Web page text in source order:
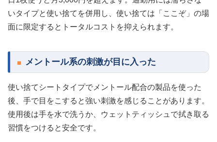
いタイプと使い捨てを併用し、使い捨ては「ここぞ」の場
面に限定するとトータルコストを抑えられます。
メントール系の刺激が目に入った
使い捨てシートタイプでメントール配合の製品を使った
後、手で目をこすると強い刺激を感じることがあります。
使用後は手を水で洗うか、ウェットティッシュで拭き取る
習慣をつけると安全です。